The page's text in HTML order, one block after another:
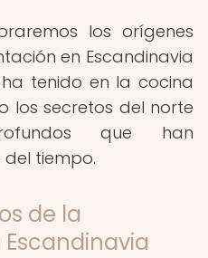
los orígenes
en Escandinavia
tenido en la cocina
los secretos del norte
que han
tiempo.
de la